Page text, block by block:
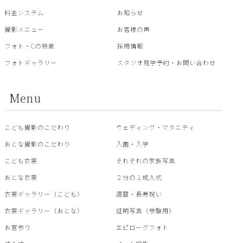
料金システム
撮影メニュー
フォト・Cの特徴
フォトギャラリー
お知らせ
お客様の声
採用情報
スタジオ見学予約・お問い合わせ
Menu
こども撮影のこだわり
おとな撮影のこだわり
こども衣裳
おとな衣裳
衣裳ギャラリー（こども）
衣裳ギャラリー（おとな）
お宮参り
ウェディング・マタニティ
入園・入学
それぞれの家族写真
２分の１成人式
還暦・⾧寿祝い
証明写真（受験用）
エピローグフォト